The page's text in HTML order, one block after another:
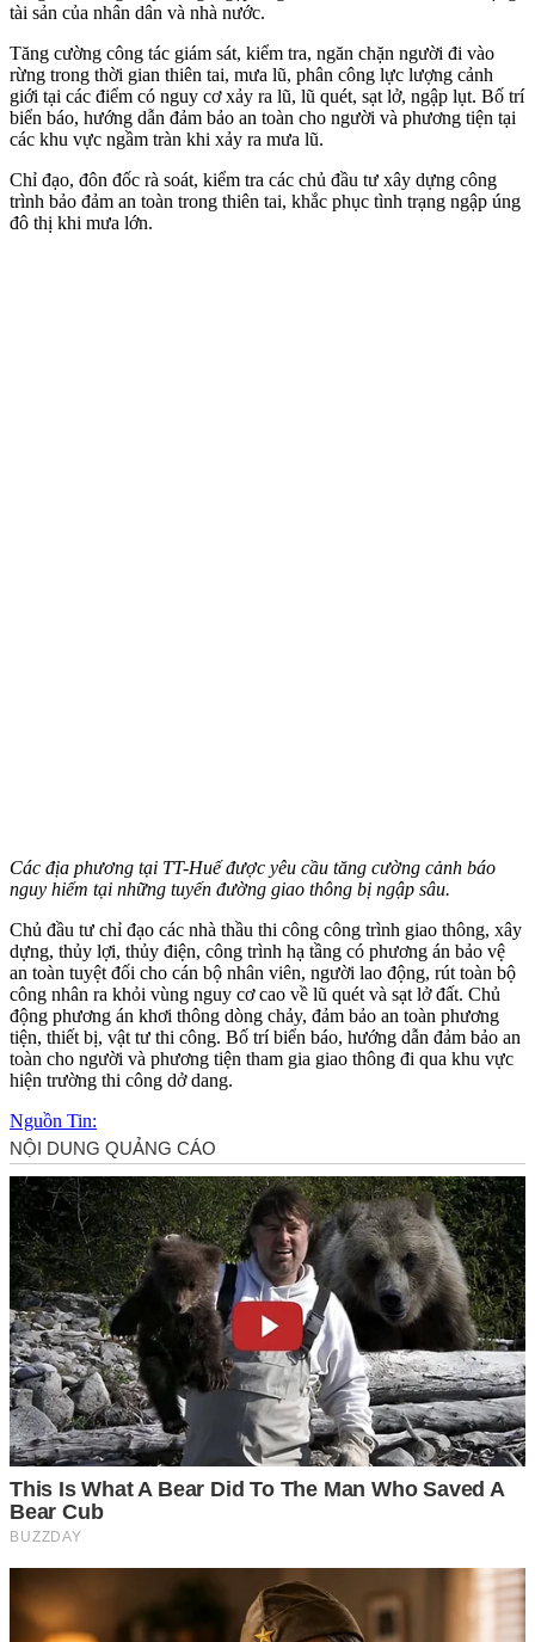
tài sản của nhân dân và nhà nước.
Tăng cường công tác giám sát, kiểm tra, ngăn chặn người đi vào
rừng trong thời gian thiên tai, mưa lũ, phân công lực lượng cảnh
giới tại các điểm có nguy cơ xảy ra lũ, lũ quét, sạt lở, ngập lụt. Bố trí
biển báo, hướng dẫn đảm bảo an toàn cho người và phương tiện tại
các khu vực ngầm tràn khi xảy ra mưa lũ.
Chỉ đạo, đôn đốc rà soát, kiểm tra các chủ đầu tư xây dựng công
trình bảo đảm an toàn trong thiên tai, khắc phục tình trạng ngập úng
đô thị khi mưa lớn.
Các địa phương tại TT-Huế được yêu cầu tăng cường cảnh báo
nguy hiểm tại những tuyến đường giao thông bị ngập sâu.
Chủ đầu tư chỉ đạo các nhà thầu thi công công trình giao thông, xây
dựng, thủy lợi, thủy điện, công trình hạ tầng có phương án bảo vệ
an toàn tuyệt đối cho cán bộ nhân viên, người lao động, rút toàn bộ
công nhân ra khỏi vùng nguy cơ cao về lũ quét và sạt lở đất. Chủ
động phương án khơi thông dòng chảy, đảm bảo an toàn phương
tiện, thiết bị, vật tư thi công. Bố trí biển báo, hướng dẫn đảm bảo an
toàn cho người và phương tiện tham gia giao thông đi qua khu vực
hiện trường thi công dở dang.
Nguồn Tin: